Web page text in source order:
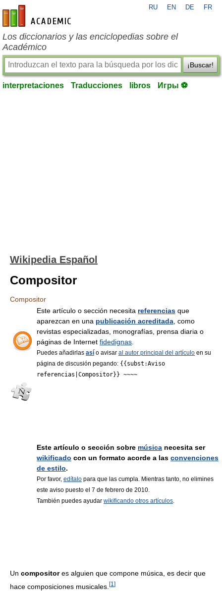
es-academic.com
RU EN DE FR
Los diccionarios y las enciclopedias sobre el
Académico
¡Buscar!
interpretaciones Traducciones libros Игры ⚽
Wikipedia Español
Compositor
Compositor
Este artículo o sección necesita referencias que
aparezcan en una publicación acreditada , como
revistas especializadas, monografías, prensa diaria o
páginas de Internet fidedignas
Puedes añadirlas así o avisar al autor principal del artículo en su
página de discusión pegando: {{subst:Aviso
referencias|Compositor}} ~~~~
Este artículo o sección sobre música necesita ser
wikificado con un formato acorde a las convenciones
de estilo.
Por favor, edítalo para que las cumpla. Mientras tanto, no elimines
este aviso puesto el 7 de febrero de 2010.
También puedes ayudar wikificando otros artículos.
Un compositores alguien que compone música, es decir que
hace composiciones musicales. [1 ]